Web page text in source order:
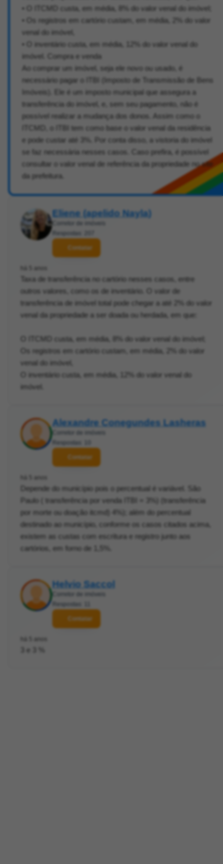
• O ITCMD custa, em média, 8% do valor venal do imóvel;
• Os registros em cartório custam, em média, 2% do valor
venal do imóvel,
• O inventário custa, em média, 12% do valor venal do
imóvel. Compra e venda
Ao comprar um imóvel, seja ele novo ou usado, é
necessário pagar o ITBI (Imposto de Transmissão de Bens
Imóveis). Ele é um imposto municipal que assegura a
transferência do imóvel, e, sem seu pagamento, não é
possível realizar a mudança dos donos. Assim como o
ITCMD, o ITBI tem como base o valor venal da residência
e pode custar até 3%. Por conta disso, a vistoria do imóvel
se faz necessária nesses casos. Caso prefira, é possível
consultar o valor venal de referência da propriedade no site
da prefeitura.
Eliene (apelido Nayla)
Contatar
Taxa de transferência no cartório nesses casos, entre
outros valores, como os de inventário. O valor de
transferência de imóvel total pode chegar a até 2% do valor
venal da propriedade a ser doada ou herdada, em que:
O ITCMD custa, em média, 8% do valor venal do imóvel;
Os registros em cartório custam, em média, 2% do valor
venal do imóvel,
O inventário custa, em média, 12% do valor venal do
imóvel.
Alexandre Conegundes Lasheras
Contatar
Depende do município pois o percentual é variável. São
Paulo ( transferência por venda ITBI = 3%) (transferência
por morte ou doação itcmd) 4%); além do percentual
destinado ao município, conforme os casos citados acima,
existem as custas com escritura e registro junto aos
cartórios, em forno de 1,5%.
Helvio Saccol
Contatar
3 e 3 %